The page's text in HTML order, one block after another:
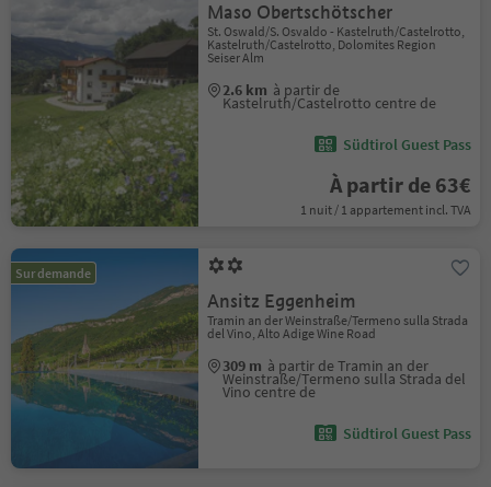
Maso Obertschötscher
St. Oswald/S. Osvaldo - Kastelruth/Castelrotto,
Kastelruth/Castelrotto, Dolomites Region
Seiser Alm
2.6 km à partir de
Kastelruth/Castelrotto centre de
Südtirol Guest Pass
À partir de 63€
1 nuit / 1 appartement incl. TVA
Sur demande
Ansitz Eggenheim
Tramin an der Weinstraße/Termeno sulla Strada
del Vino, Alto Adige Wine Road
309 m à partir de Tramin an der
Weinstraße/Termeno sulla Strada del
Vino centre de
Südtirol Guest Pass